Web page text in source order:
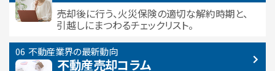
売却後に行う、火災保険の適切な解約時期と、
引越しにまつわるチェックリスト。
不動産業界の最新動向
不動産売却コラム